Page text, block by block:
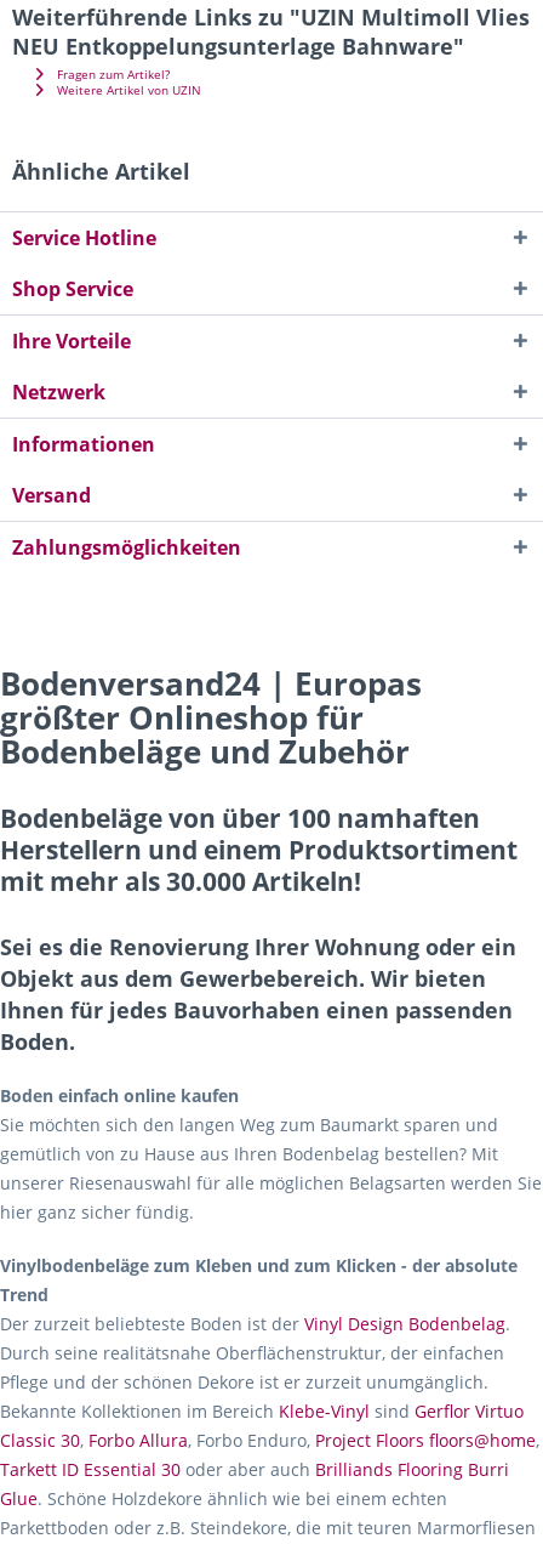
Weiterführende Links zu "UZIN Multimoll Vlies
NEU Entkoppelungsunterlage Bahnware"
Fragen zum Artikel?
Weitere Artikel von UZIN
Ähnliche Artikel
Service Hotline
Shop Service
Ihre Vorteile
Netzwerk
Informationen
Versand
Zahlungsmöglichkeiten
Bodenversand24 | Europas
größter Onlineshop für
Bodenbeläge und Zubehör
Bodenbeläge von über 100 namhaften
Herstellern und einem Produktsortiment
mit mehr als 30.000 Artikeln!
Sei es die Renovierung Ihrer Wohnung oder ein
Objekt aus dem Gewerbebereich. Wir bieten
Ihnen für jedes Bauvorhaben einen passenden
Boden.
Boden einfach online kaufen
Sie möchten sich den langen Weg zum Baumarkt sparen und
gemütlich von zu Hause aus Ihren Bodenbelag bestellen? Mit
unserer Riesenauswahl für alle möglichen Belagsarten werden Sie
hier ganz sicher fündig.
Vinylbodenbeläge zum Kleben und zum Klicken - der absolute
Trend
Der zurzeit beliebteste Boden ist der Vinyl Design Bodenbelag.
Durch seine realitätsnahe Oberflächenstruktur, der einfachen
Pflege und der schönen Dekore ist er zurzeit unumgänglich.
Bekannte Kollektionen im Bereich Klebe-Vinyl sind Gerflor Virtuo
Classic 30, Forbo Allura, Forbo Enduro, Project Floors floors@home,
Tarkett ID Essential 30 oder aber auch Brilliands Flooring Burri
Glue. Schöne Holzdekore ähnlich wie bei einem echten
Parkettboden oder z.B. Steindekore, die mit teuren Marmorfliesen